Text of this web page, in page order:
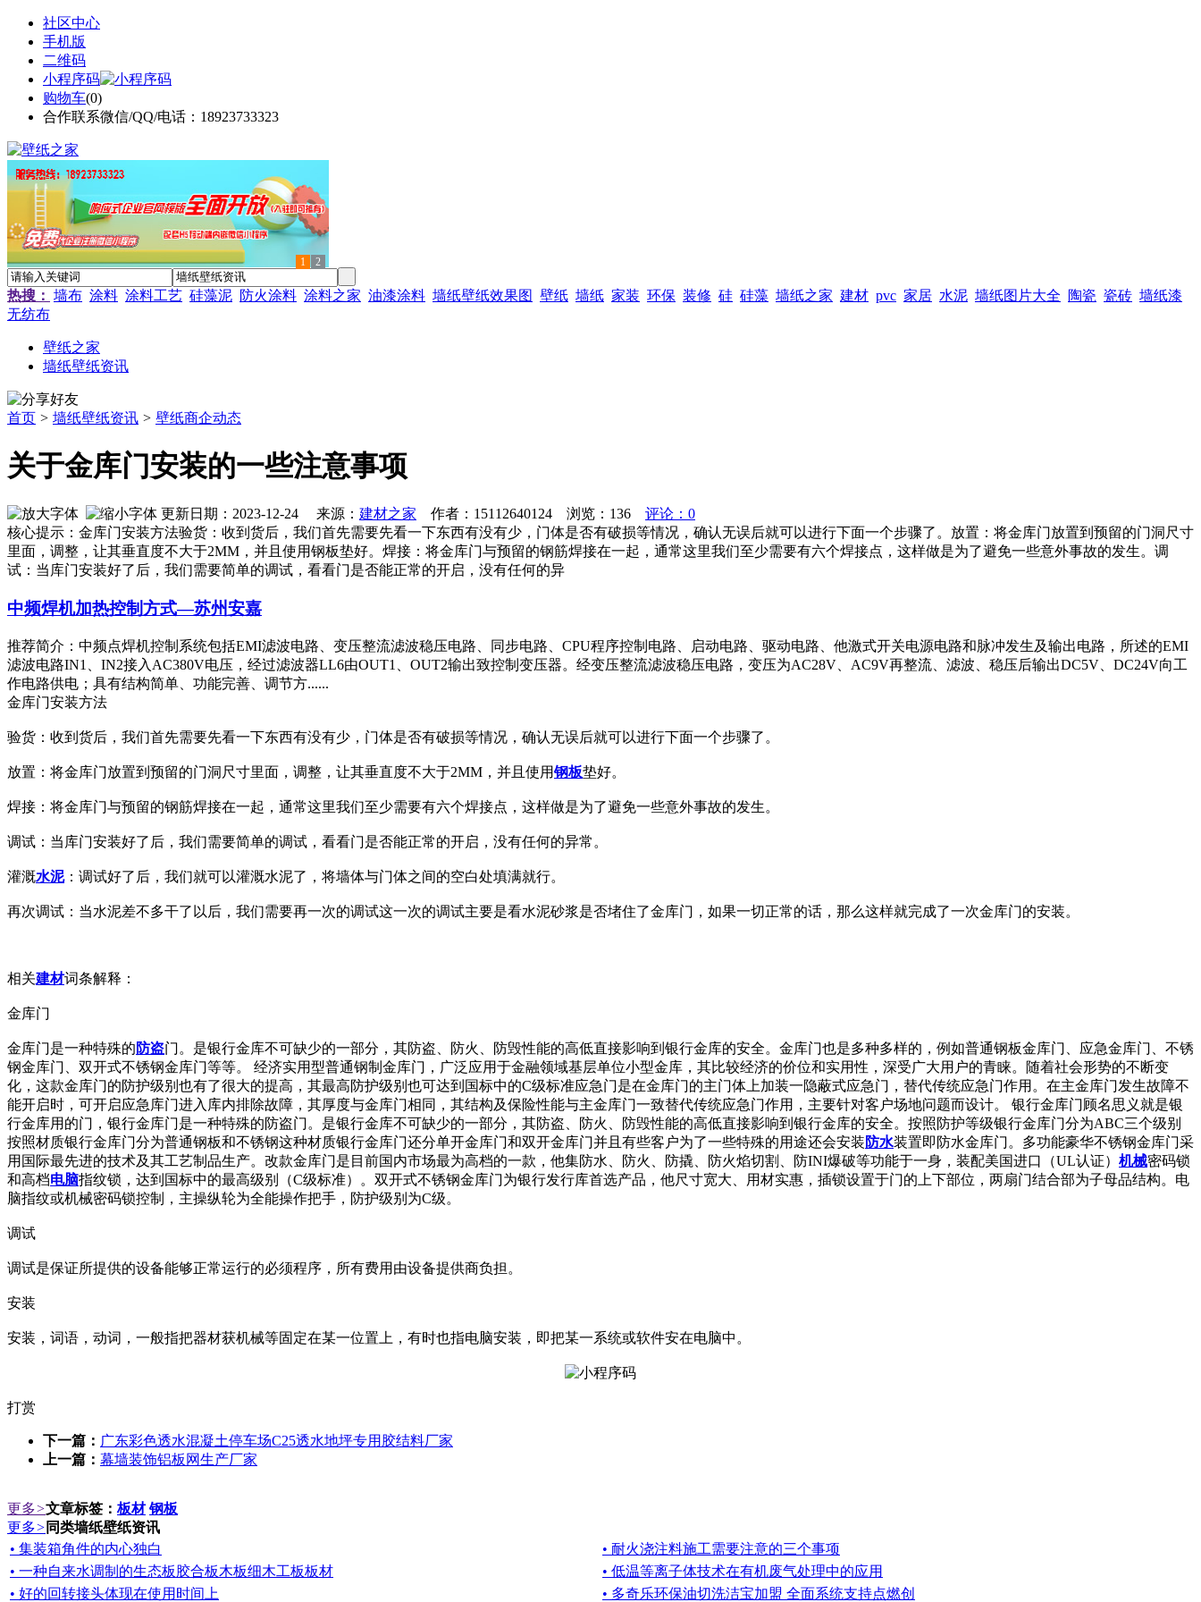
社区中心
手机版
二维码
小程序码
购物车(0)
合作联系微信/QQ/电话：18923733323
1 2
热搜： 墙布 涂料 涂料工艺 硅藻泥 防火涂料 涂料之家 油漆涂料 墙纸壁纸效果图 壁纸 墙纸 家装 环保 装修 硅 硅藻 墙纸之家 建材 pvc 家居 水泥 墙纸图片大全 陶瓷 瓷砖 墙纸漆
无纺布
壁纸之家
墙纸壁纸资讯
首页 > 墙纸壁纸资讯 > 壁纸商企动态
关于金库门安装的一些注意事项
更新日期：2023-12-24 来源： 建材之家 作者：15112640124 浏览： 136
评论：0
核心提示：金库门安装方法验货：收到货后，我们首先需要先看一下东西有没有少，门体是否有破损等情况，确认无误后就可以进行下面一个步骤了。放置：将金库门放置到预留的门洞尺寸
里面，调整，让其垂直度不大于2MM，并且使用钢板垫好。焊接：将金库门与预留的钢筋焊接在一起，通常这里我们至少需要有六个焊接点，这样做是为了避免一些意外事故的发生。调
试：当库门安装好了后，我们需要简单的调试，看看门是否能正常的开启，没有任何的异
中频焊机加热控制方式—苏州安嘉
推荐简介：中频点焊机控制系统包括EMI滤波电路、变压整流滤波稳压电路、同步电路、CPU程序控制电路、启动电路、驱动电路、他激式开关电源电路和脉冲发生及输出电路，所述的EMI
滤波电路IN1、IN2接入AC380V电压，经过滤波器LL6由OUT1、OUT2输出致控制变压器。经变压整流滤波稳压电路，变压为AC28V、AC9V再整流、滤波、稳压后输出DC5V、DC24V向工
作电路供电；具有结构简单、功能完善、调节方......
金库门安装方法
验货：收到货后，我们首先需要先看一下东西有没有少，门体是否有破损等情况，确认无误后就可以进行下面一个步骤了。
放置：将金库门放置到预留的门洞尺寸里面，调整，让其垂直度不大于2MM，并且使用钢板垫好。
焊接：将金库门与预留的钢筋焊接在一起，通常这里我们至少需要有六个焊接点，这样做是为了避免一些意外事故的发生。
调试：当库门安装好了后，我们需要简单的调试，看看门是否能正常的开启，没有任何的异常。
灌溉水泥：调试好了后，我们就可以灌溉水泥了，将墙体与门体之间的空白处填满就行。
再次调试：当水泥差不多干了以后，我们需要再一次的调试这一次的调试主要是看水泥砂浆是否堵住了金库门，如果一切正常的话，那么这样就完成了一次金库门的安装。
相关建材词条解释：
金库门
金库门是一种特殊的 防盗门。是银行金库不可缺少的一部分，其防盗、防火、防毁性能的高低直接影响到银行金库的安全。金库门也是多种多样的，例如普通钢板金库门、应急金库门、不锈
钢金库门、双开式不锈钢金库门等等。 经济实用型普通钢制金库门，广泛应用于金融领域基层单位小型金库，其比较经济的价位和实用性，深受广大用户的青睐。随着社会形势的不断变
化，这款金库门的防护级别也有了很大的提高，其最高防护级别也可达到国标中的C级标准应急门是在金库门的主门体上加装一隐蔽式应急门，替代传统应急门作用。在主金库门发生故障不
能开启时，可开启应急库门进入库内排除故障，其厚度与金库门相同，其结构及保险性能与主金库门一致替代传统应急门作用，主要针对客户场地问题而设计。 银行金库门顾名思义就是银
行金库用的门，银行金库门是一种特殊的防盗门。是银行金库不可缺少的一部分，其防盗、防火、防毁性能的高低直接影响到银行金库的安全。按照防护等级银行金库门分为ABC三个级别
按照材质银行金库门分为普通钢板和不锈钢这种材质银行金库门还分单开金库门和双开金库门并且有些客户为了一些特殊的用途还会安装 防水装置即防水金库门。多功能豪华不锈钢金库门采
用国际最先进的技术及其工艺制品生产。改款金库门是目前国内市场最为高档的一款，他集防水、防火、防撬、防火焰切割、防INI爆破等功能于一身，装配美国进口（UL认证） 机械密码锁
和高档电脑指纹锁，达到国标中的最高级别（C级标准）。双开式不锈钢金库门为银行发行库首选产品，他尺寸宽大、用材实惠，插锁设置于门的上下部位，两扇门结合部为子母品结构。电
脑指纹或机械密码锁控制，主操纵轮为全能操作把手，防护级别为C级。
调试
调试是保证所提供的设备能够正常运行的必须程序，所有费用由设备提供商负担。
安装
安装，词语，动词，一般指把器材获机械等固定在某一位置上，有时也指电脑安装，即把某一系统或软件安在电脑中。
打赏
下一篇： 广东彩色透水混凝土停车场C25透水地坪专用胶结料厂家
上一篇： 幕墙装饰铝板网生产厂家
更多>文章标签： 板材 钢板
更多> 同类墙纸壁纸资讯
• 集装箱角件的内心独白
• 耐火浇注料施工需要注意的三个事项
• 一种自来水调制的生态板胶合板木板细木工板板材
• 低温等离子体技术在有机废气处理中的应用
• 好的回转接头体现在使用时间上
• 多奇乐环保油切洗洁宝加盟 全面系统支持点燃创